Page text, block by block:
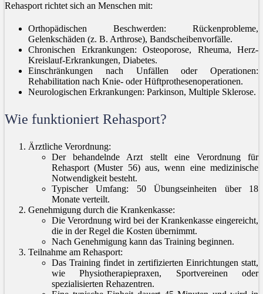
Rehasport richtet sich an Menschen mit:
Orthopädischen Beschwerden: Rückenprobleme,
Gelenkschäden (z. B. Arthrose), Bandscheibenvorfälle.
Chronischen Erkrankungen: Osteoporose, Rheuma, Herz-
Kreislauf-Erkrankungen, Diabetes.
Einschränkungen nach Unfällen oder Operationen:
Rehabilitation nach Knie- oder Hüftprothesenoperationen.
Neurologischen Erkrankungen: Parkinson, Multiple Sklerose.
Wie funktioniert Rehasport?
Ärztliche Verordnung:
Der behandelnde Arzt stellt eine Verordnung für
Rehasport (Muster 56) aus, wenn eine medizinische
Notwendigkeit besteht.
Typischer Umfang: 50 Übungseinheiten über 18
Monate verteilt.
Genehmigung durch die Krankenkasse:
Die Verordnung wird bei der Krankenkasse eingereicht,
die in der Regel die Kosten übernimmt.
Nach Genehmigung kann das Training beginnen.
Teilnahme am Rehasport:
Das Training findet in zertifizierten Einrichtungen statt,
wie Physiotherapiepraxen, Sportvereinen oder
spezialisierten Rehazentren.